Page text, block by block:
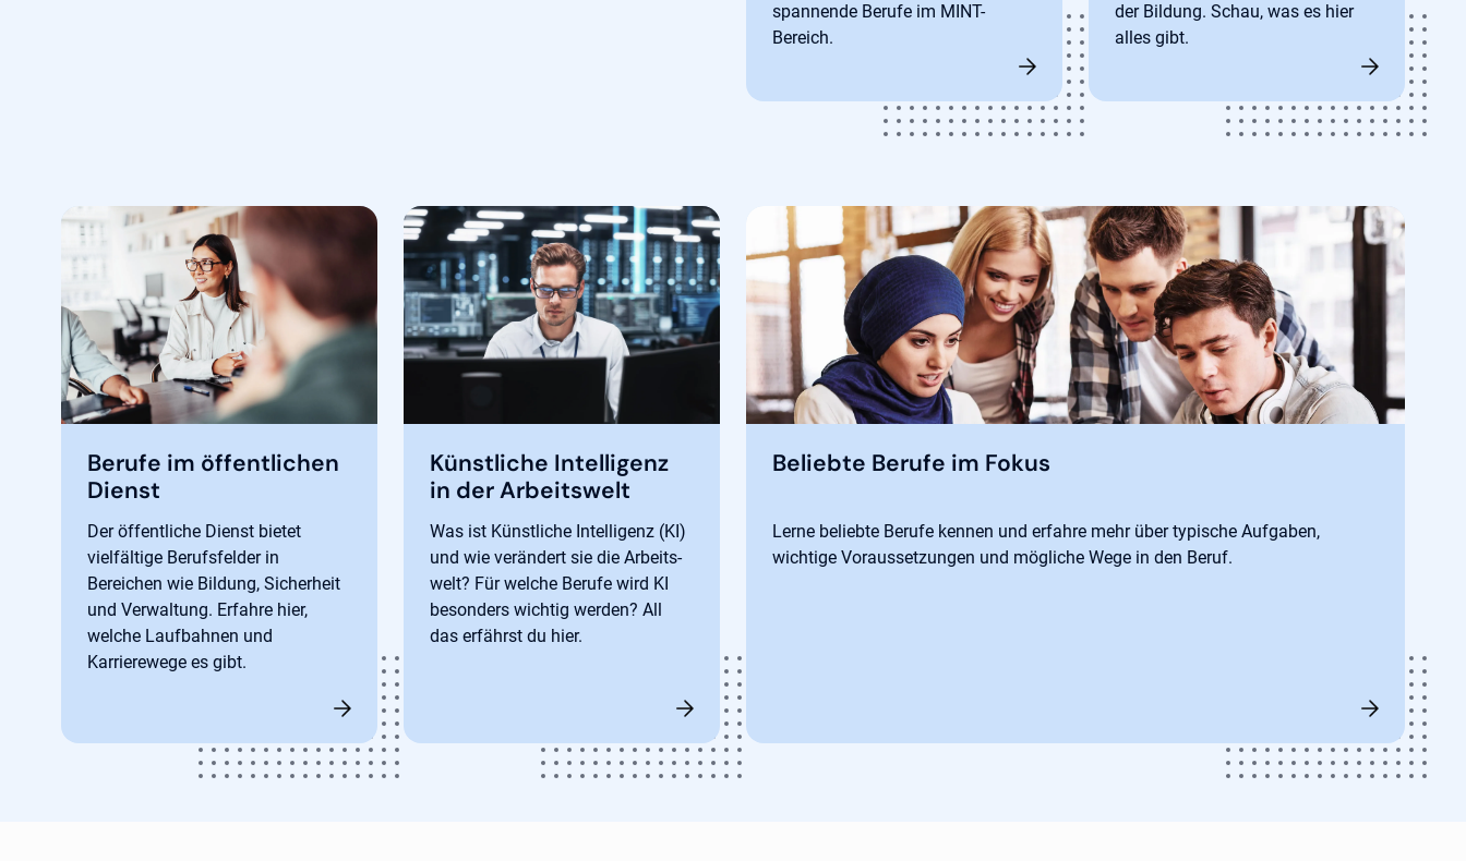
spannende Berufe im MINT-
Bereich.
der Bildung. Schau, was es hier
alles gibt.
Berufe im öffentlichen
Dienst
Der öffentliche Dienst bietet
vielfältige Berufsfelder in
Bereichen wie Bildung, Sicherheit
und Verwaltung. Erfahre hier,
welche Laufbahnen und
Karrierewege es gibt.
Künstliche Intelligenz
in der Arbeitswelt
Was ist Künstliche Intelligenz (KI)
und wie verändert sie die Arbeits-
welt? Für welche Berufe wird KI
besonders wichtig werden? All
das erfährst du hier.
Beliebte Berufe im Fokus
Lerne beliebte Berufe kennen und erfahre mehr über typische Aufgaben,
wichtige Voraussetzungen und mögliche Wege in den Beruf.